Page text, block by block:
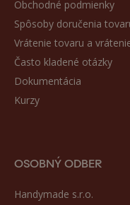
Obchodné podmienky
Spôsoby doručenia
Vrátenie tovaru a
Často kladené otázky
Dokumentácia
Kurzy
OSOBNÝ ODBER
Handymade s.r.o.